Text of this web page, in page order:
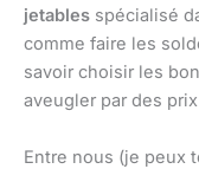
jetables spécialisé
comme faire les
savoir choisir les
aveugler par des
Entre nous (je peux